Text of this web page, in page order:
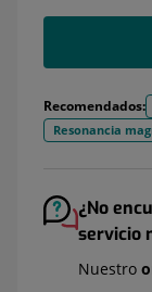
Recomendados:
Resonancia
¿No
servicio
Nuestro